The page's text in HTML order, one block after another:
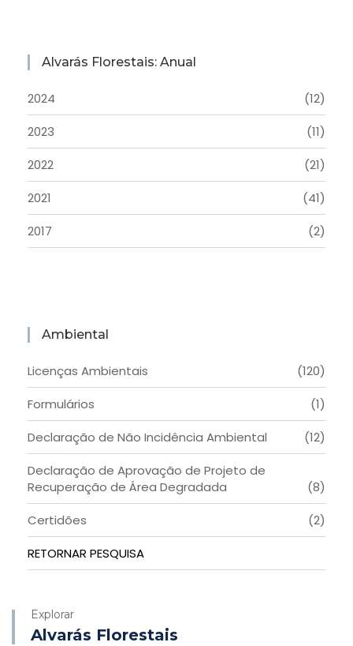
Alvarás Florestais: Anual
2024
(12)
2023
(11)
2022
(21)
2021
(41)
2017
(2)
Ambiental
Licenças Ambientais
(120)
Formulários
(1)
Declaração de Não Incidência Ambiental
(12)
Declaração de Aprovação de Projeto de
Recuperação de Área Degradada
(8)
Certidões
(2)
RETORNAR PESQUISA
Explorar
Alvarás Florestais